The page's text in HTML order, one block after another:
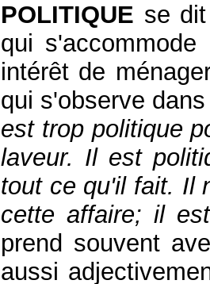
POLITIQUE se
qui
intérêt de
qui s'observe
est trop politique
laveur. Il est
tout ce qu'il fait. Il
cette affaire; il
prend souvent
aussi